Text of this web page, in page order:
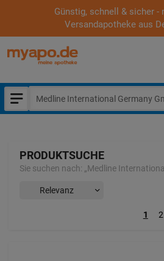
Günstig, schnell & sicher -
Versandapotheke aus
PRODUKTSUCHE
Sie suchen nach: „Medline
1 2